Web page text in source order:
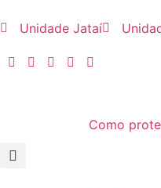
Unidade Jataí
Como